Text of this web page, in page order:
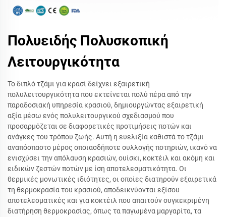
Πολυειδής Πολυσκοπική
Λειτουργικότητα
Το διπλό τζάμι για κρασί δείχνει εξαιρετική
πολυλειτουργικότητα που εκτείνεται πολύ πέρα από την
παραδοσιακή υπηρεσία κρασιού, δημιουργώντας εξαιρετική
αξία μέσω ενός πολυλειτουργικού σχεδιασμού που
προσαρμόζεται σε διαφορετικές προτιμήσεις ποτών και
ανάγκες του τρόπου ζωής. Αυτή η ευελιξία καθιστά το τζάμι
αναπόσπαστο μέρος οποιασδήποτε συλλογής ποτηριών, ικανό να
ενισχύσει την απόλαυση κρασιών, ουίσκι, κοκτέιλ και ακόμη και
ειδικών ζεστών ποτών με ίση αποτελεσματικότητα. Οι
θερμικές μονωτικές ιδιότητες, οι οποίες διατηρούν εξαιρετικά
τη θερμοκρασία του κρασιού, αποδεικνύονται εξίσου
αποτελεσματικές και για κοκτέιλ που απαιτούν συγκεκριμένη
διατήρηση θερμοκρασίας, όπως τα παγωμένα μαργαρίτα, τα